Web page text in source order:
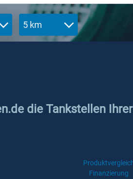
5 km
die Tankstellen
Finanzierung